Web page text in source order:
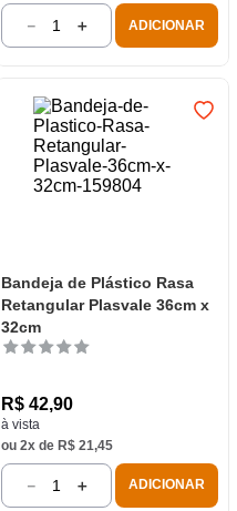
＋
－ ADICIONAR
Bandeja de Plástico Rasa
Retangular Plasvale 36cm x
32cm
R$ 42,90
à vista
ou 2x de R$ 21,45
＋
－ ADICIONAR